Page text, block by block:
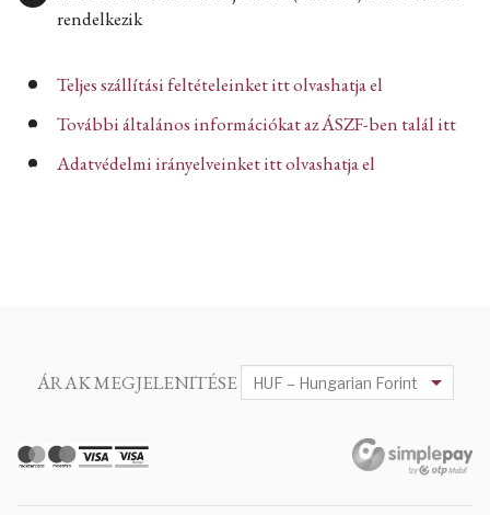
rendelkezik
Teljes szállítási feltételeinket itt olvashatja el
További általános információkat az ÁSZF-ben talál itt
Adatvédelmi irányelveinket itt olvashatja el
ÁRAK MEGJELENITÉSE